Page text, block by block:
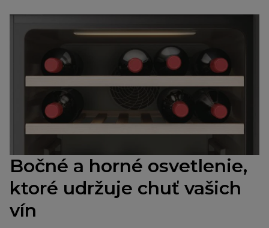
Bočné a horné osvetlenie,
ktoré udržuje chuť vašich
vín